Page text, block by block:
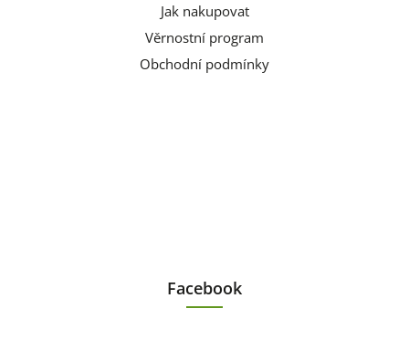
Jak nakupovat
Věrnostní program
Obchodní podmínky
Facebook